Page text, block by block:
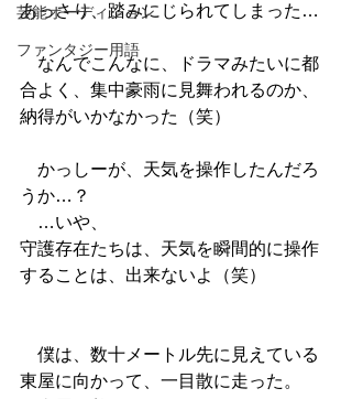
芸能オーディション
ファンタジー用語
あっさり、踏みにじられてしまった…
なんでこんなに、ドラマみたいに都
合よく、集中豪雨に見舞われるのか、
納得がいかなかった（笑）
かっしーが、天気を操作したんだろ
うか…？
…いや、
守護存在たちは、天気を瞬間的に操作
することは、出来ないよ（笑）
僕は、数十メートル先に見えている
東屋に向かって、一目散に走った。